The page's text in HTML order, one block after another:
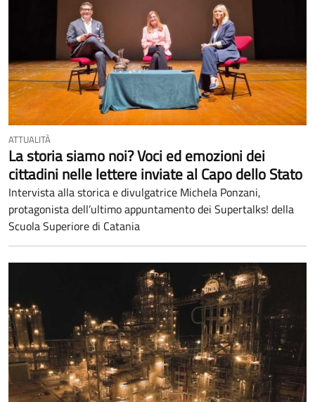
ATTUALITÀ
La storia siamo noi? Voci ed emozioni dei
cittadini nelle lettere inviate al Capo dello Stato
Intervista alla storica e divulgatrice Michela Ponzani,
protagonista dell’ultimo appuntamento dei Supertalks! della
Scuola Superiore di Catania